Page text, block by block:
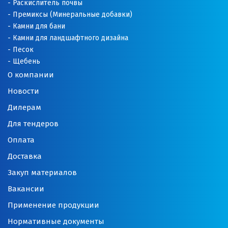
Новоуральск
Новоуткинск
Новый Уренгой
Ноябрьск
Нягань
О
Одинцово
Орел
О компании
Новости
Дилерам
Для тендеров
Оплата
Доставка
Закуп материалов
Вакансии
Применение продукции
Нормативные документы
Раскислитель почвы
Премиксы (Минеральные добавки)
Камни для бани
Камни для ландшафтного дизайна
Песок
Щебень